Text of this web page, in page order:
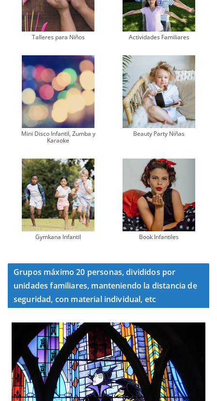
Talleres para Niños Actividades Familiares
Mini Disco Infantil, Zumba y
Karaoke
Beauty Party Niñas
Gymkana Infantil Book Infantiles
Grupos máximo 20 personas, divididos por
unidades familiares, manteniendo la distancia de
seguridad, con material individual, etc